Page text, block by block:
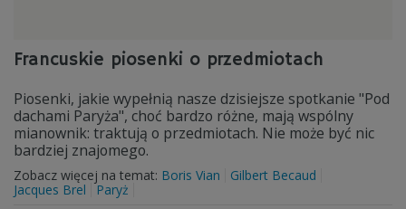
Francuskie piosenki o przedmiotach
Piosenki, jakie wypełnią nasze dzisiejsze spotkanie "Pod
dachami Paryża", choć bardzo różne, mają wspólny
mianownik: traktują o przedmiotach. Nie może być nic
bardziej znajomego.
Zobacz więcej na temat: Boris Vian
Gilbert Becaud
Jacques Brel
Paryż